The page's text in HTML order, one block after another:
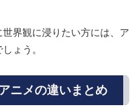
界観に浸りたい方には、ア
ょう。
ニメの違いまとめ